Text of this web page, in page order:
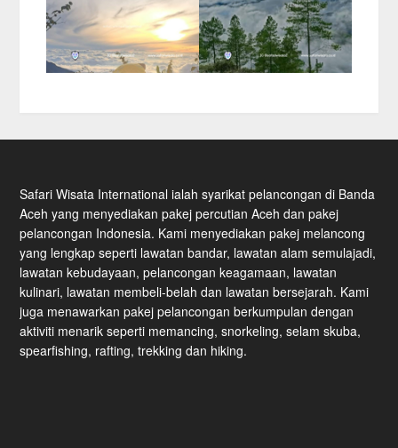
Safari Wisata International ialah syarikat pelancongan di Banda
Aceh yang menyediakan pakej percutian Aceh dan pakej
pelancongan Indonesia. Kami menyediakan pakej melancong
yang lengkap seperti lawatan bandar, lawatan alam semulajadi,
lawatan kebudayaan, pelancongan keagamaan, lawatan
kulinari, lawatan membeli-belah dan lawatan bersejarah. Kami
juga menawarkan pakej pelancongan berkumpulan dengan
aktiviti menarik seperti memancing, snorkeling, selam skuba,
spearfishing, rafting, trekking dan hiking.